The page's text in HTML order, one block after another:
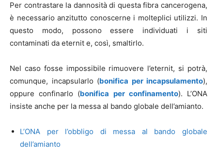
Per contrastare la dannosità di questa fibra cancerogena,
è necessario anzitutto conoscerne i molteplici utilizzi. In
questo modo, possono essere individuati i siti
contaminati da eternit e, così, smaltirlo.
Nel caso fosse impossibile rimuovere l’eternit, si potrà,
comunque, incapsularlo (bonifica per incapsulamento),
oppure confinarlo (bonifica per confinamento). L’ONA
insiste anche per la messa al bando globale dell’amianto.
L’ONA per l’obbligo di messa al bando globale
dell’amianto